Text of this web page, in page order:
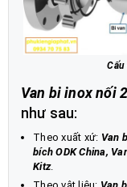
Van bi inox nối
như sau:
Theo xuất xứ: Van
bích ODK China,
Kitz.